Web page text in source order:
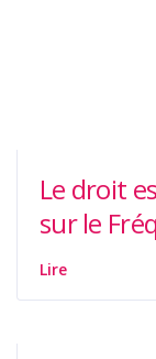
Le droit
sur le
Lire